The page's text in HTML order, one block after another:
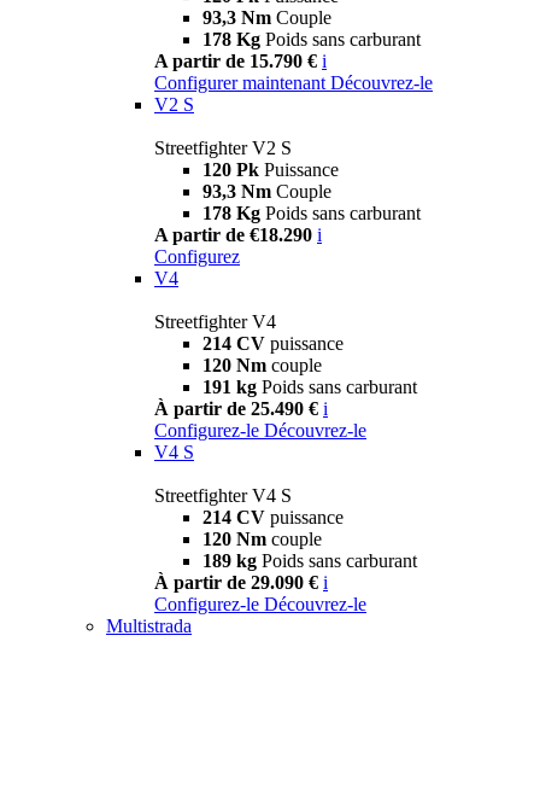
93,3 Nm Couple
178 Kg Poids sans carburant
A partir de 15.790 € i
Configurer maintenant Découvrez-le
V2 S
Streetfighter V2 S
120 Pk Puissance
93,3 Nm Couple
178 Kg Poids sans carburant
A partir de €18.290 i
Configurez
V4
Streetfighter V4
214 CV puissance
120 Nm couple
191 kg Poids sans carburant
À partir de 25.490 € i
Configurez-le Découvrez-le
V4 S
Streetfighter V4 S
214 CV puissance
120 Nm couple
189 kg Poids sans carburant
À partir de 29.090 € i
Configurez-le Découvrez-le
Multistrada